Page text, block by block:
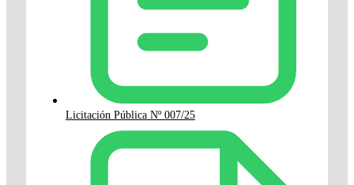
Licitación Pública Nº 007/25